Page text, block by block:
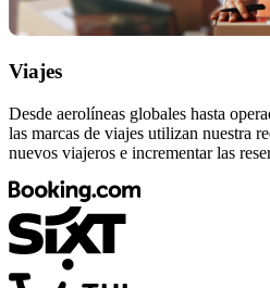
Viajes
Desde aerolíneas globales hasta
las marcas de viajes utilizan nuestra
nuevos viajeros e incrementar las